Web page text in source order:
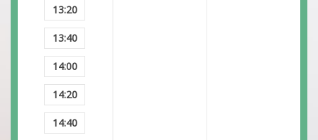
13:20
13:40
14:00
14:20
14:40